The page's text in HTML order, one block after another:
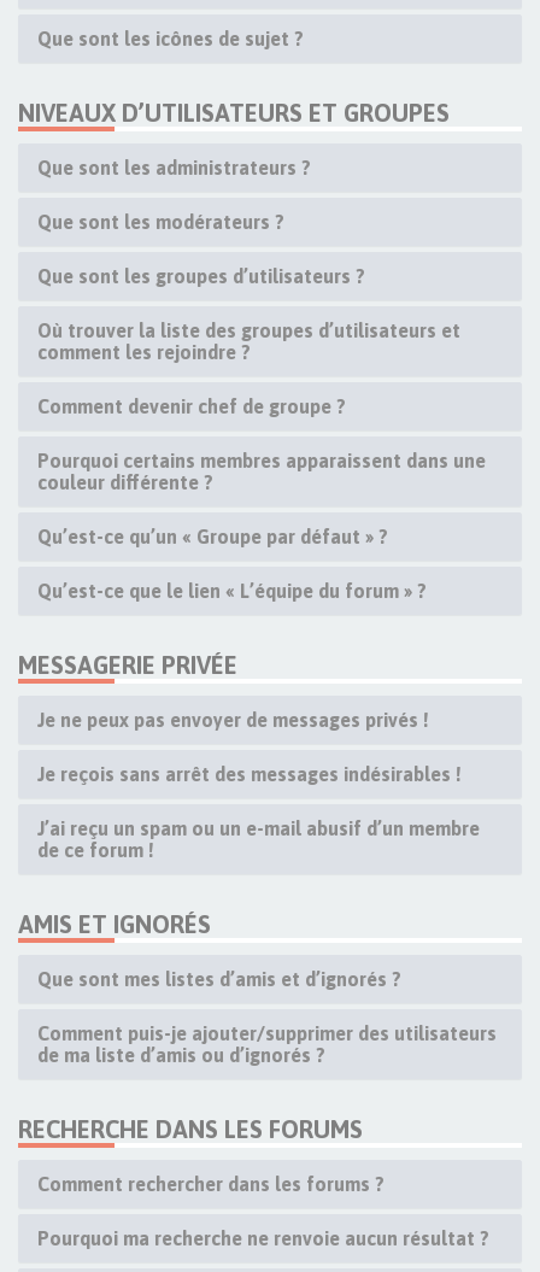
Que sont les icônes de sujet ?
NIVEAUX D’UTILISATEURS ET GROUPES
Que sont les administrateurs ?
Que sont les modérateurs ?
Que sont les groupes d’utilisateurs ?
Où trouver la liste des groupes d’utilisateurs et
comment les rejoindre ?
Comment devenir chef de groupe ?
Pourquoi certains membres apparaissent dans une
couleur différente ?
Qu’est-ce qu’un « Groupe par défaut » ?
Qu’est-ce que le lien « L’équipe du forum » ?
MESSAGERIE PRIVÉE
Je ne peux pas envoyer de messages privés !
Je reçois sans arrêt des messages indésirables !
J’ai reçu un spam ou un e-mail abusif d’un membre
de ce forum !
AMIS ET IGNORÉS
Que sont mes listes d’amis et d’ignorés ?
Comment puis-je ajouter/supprimer des utilisateurs
de ma liste d’amis ou d’ignorés ?
RECHERCHE DANS LES FORUMS
Comment rechercher dans les forums ?
Pourquoi ma recherche ne renvoie aucun résultat ?